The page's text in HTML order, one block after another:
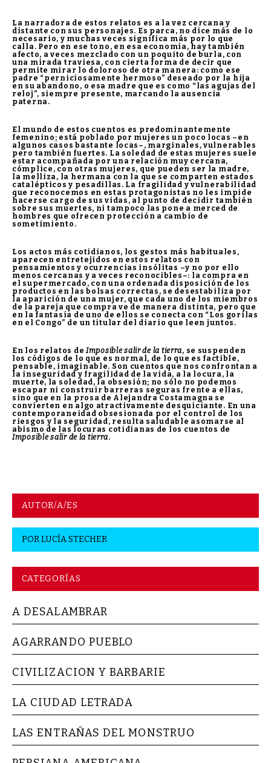
La narradora de estos relatos es a la vez cercana y
distante con sus personajes. Es parca, no dice más de lo
necesario, y muchas veces significa más por lo que
calla. Pero en ese tono, en esa economía, hay también
afecto, a veces mezclado con un poquito de burla, con
una mirada traviesa, con cierta forma de decir que
permite mirar lo doloroso de otra manera: como ese
padre “perniciosamente hermoso” deseado por la hija
en su abandono, o esa madre que es como “las agujas del
reloj”, siempre presente, marcando la ausencia
paterna.
El mundo de estos cuentos es predominantemente
femenino; está poblado por mujeres un poco locas –en
algunos casos bastante locas–, marginales, vulnerables
pero también fuertes. La soledad de estas mujeres suele
estar acompañada por una relación muy cercana,
cómplice, con otras mujeres, que pueden ser la madre,
la melliza, la hermana con la que se comparten estados
catalépticos y pesadillas. La fragilidad y vulnerabilidad
que reconocemos en estas protagonistas no les impide
hacerse cargo de sus vidas, al punto de decidir también
sobre sus muertes, ni tampoco las pone a merced de
hombres que ofrecen protección a cambio de
sometimiento.
Los actos más cotidianos, los gestos más habituales,
aparecen entretejidos en estos relatos con
pensamientos y ocurrencias insólitas –y no por ello
menos cercanas y a veces reconocibles–: la compra en
el supermercado, con una ordenada disposición de los
productos en las bolsas correctas, se desestabiliza por
la aparición de una mujer, que cada uno de los miembros
de la pareja que compra ve de manera distinta, pero que
en la fantasía de uno de ellos se conecta con “Los gorilas
en el Congo” de un titular del diario que leen juntos.
En los relatos de Imposible salir de la tierra, se suspenden
los códigos de lo que es normal, de lo que es factible,
pensable, imaginable. Son cuentos que nos confrontan a
la inseguridad y fragilidad de la vida, a la locura, la
muerte, la soledad, la obsesión; no sólo no podemos
escapar ni construir barreras seguras frente a ellas,
sino que en la prosa de Alejandra Costamagna se
convierten en algo atractivamente desquiciante. En una
contemporaneidad obsesionada por el control de los
riesgos y la seguridad, resulta saludable asomarse al
abismo de las locuras cotidianas de los cuentos de
Imposible salir de la tierra.
AUTOR/A/ES
PORLUCÍA STECHER
CATEGORÍAS
A DESALAMBRAR
AGARRANDO PUEBLO
CIVILIZACION Y BARBARIE
LA CIUDAD LETRADA
LAS ENTRAÑAS DEL MONSTRUO